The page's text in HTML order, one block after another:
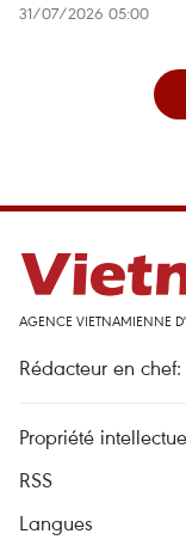
31/07/2026 05:00
AGENCE VIETNAMIENNE
Rédacteur en
Propriété
RSS
Langues